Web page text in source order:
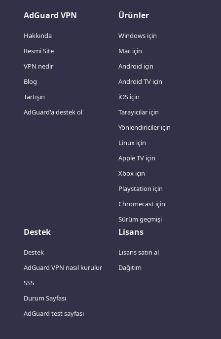
AdGuard VPN
Hakkında
Resmi Site
VPN nedir
Blog
Tartışın
AdGuard'a destek ol
Ürünler
Windows için
Mac için
Android için
Android TV için
iOS için
Tarayıcılar için
Yönlendiriciler için
Linux için
Apple TV için
Xbox için
Playstation için
Chromecast için
Sürüm geçmişi
Destek
Destek
AdGuard VPN nasıl kurulur
SSS
Durum Sayfası
AdGuard test sayfası
Lisans
Lisans satın al
Dağıtım